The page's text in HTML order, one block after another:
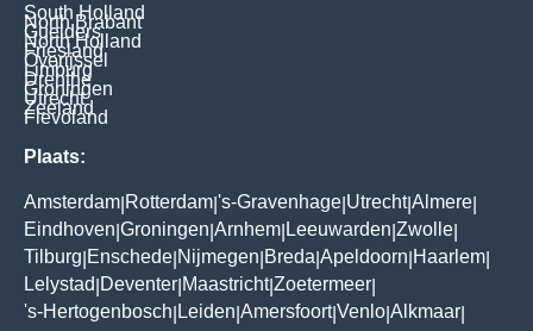
South Holland
North Brabant
Guelders
North Holland
Friesland
Overijssel
Limburg
Drenthe
Groningen
Utrecht
Zeeland
Flevoland
Plaats:
Amsterdam Rotterdam 's-Gravenhage Utrecht|Almere
Eindhoven Groningen Arnhem Leeuwarden Zwolle
Tilburg Enschede Nijmegen Breda Apeldoorn Haarlem
Lelystad Deventer Maastricht|Zoetermeer
's-Hertogenbosch Leiden Amersfoort|Venlo Alkmaar